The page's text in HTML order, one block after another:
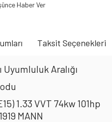
Haber Ver
Taksit Seçenekleri
Uyumluluk Aralığı
1.33 VVT 74kw 101hp
MANN